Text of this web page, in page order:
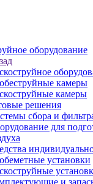
оборудование
камеры
камеры
решения
сбора и
для
установки
и